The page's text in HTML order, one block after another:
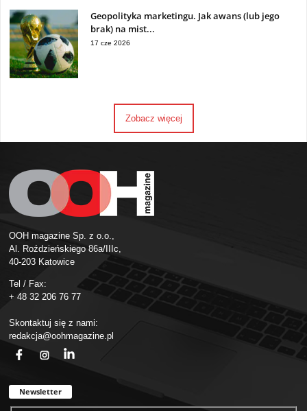
Geopolityka marketingu. Jak awans (lub jego
brak) na mist...
17 cze 2026
Zobacz więcej
OOH magazine Sp. z o.o.,
Al. Roździeńskiego 86a/IIIc,
40-203 Katowice
Tel / Fax:
+ 48 32 206 76 77
Skontaktuj się z nami:
redakcja@oohmagazine.pl
Newsletter